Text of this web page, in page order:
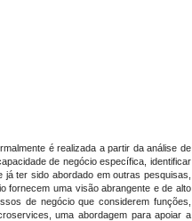
é realizada a partir da análise de
de negócio específica, identificar
ter sido abordado em outras pesquisas,
fornecem uma visão abrangente e de alto
de negócio que considerem funções,
uma abordagem para apoiar a